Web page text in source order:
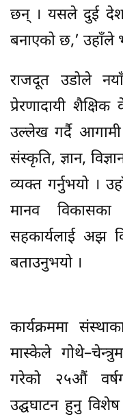
छन् । यसले दुई
बनाएको छ,’ उहाँले
राजदूत उडोले
प्रेरणादायी
उल्लेख गर्दै आगामी
संस्कृति, ज्ञान,
व्यक्त गर्नुभयो ।
मानव विकासका
सहकार्यलाई अझ
बताउनुभयो ।
कार्यक्रममा
मास्केले
गरेको २५औं
उद्घघाटन हुनु